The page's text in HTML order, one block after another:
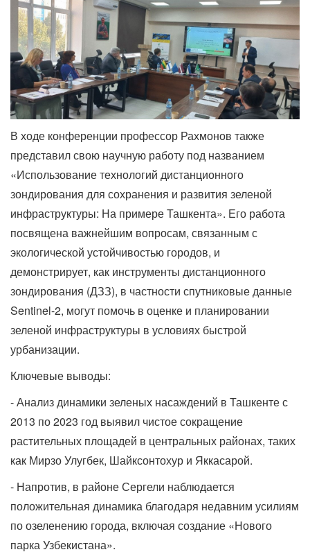
В ходе конференции профессор Рахмонов также
представил свою научную работу под названием
«Использование технологий дистанционного
зондирования для сохранения и развития зеленой
инфраструктуры: На примере Ташкента». Его работа
посвящена важнейшим вопросам, связанным с
экологической устойчивостью городов, и
демонстрирует, как инструменты дистанционного
зондирования (ДЗЗ), в частности спутниковые данные
Sentinel-2, могут помочь в оценке и планировании
зеленой инфраструктуры в условиях быстрой
урбанизации.
Ключевые выводы:
- Анализ динамики зеленых насаждений в Ташкенте с
2013 по 2023 год выявил чистое сокращение
растительных площадей в центральных районах, таких
как Мирзо Улугбек, Шайксонтохур и Яккасарой.
- Напротив, в районе Сергели наблюдается
положительная динамика благодаря недавним усилиям
по озеленению города, включая создание «Нового
парка Узбекистана».